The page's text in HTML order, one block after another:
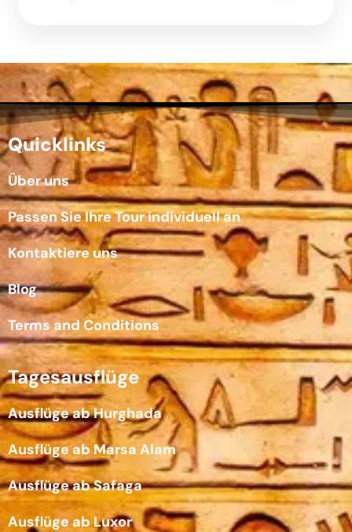
Quicklinks
Über uns
Passen Sie Ihre Tour individuell an
Kontaktiere uns
Blog
Terms and Conditions
Tagesausflüge
Ausflüge ab Hurghada
Ausflüge ab Marsa Alam
Ausflüge ab Safaga
Ausflüge ab Luxor